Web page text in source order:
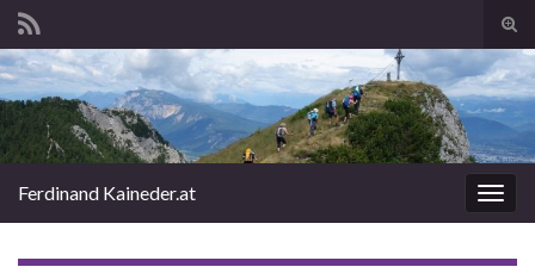
Search for:
Ferdinand Kaineder.at